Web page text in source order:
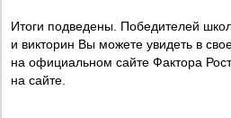
Итоги подведены. Победителей
и викторин Вы можете увидеть в
на официальном сайте Фактора
на сайте.